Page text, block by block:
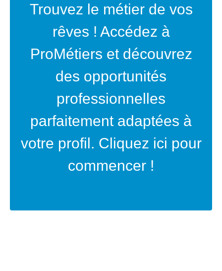
Trouvez le métier de vos
rêves ! Accédez à
ProMétiers et découvrez
des opportunités
professionnelles
parfaitement adaptées à
votre profil. Cliquez ici pour
commencer !